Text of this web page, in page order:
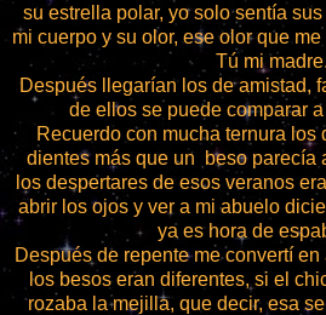
su estrella polar, yo solo sentía
mi cuerpo y su olor, ese olor que
Tú mi madre.
Después llegarían los de amistad,
de ellos se puede comparar
Recuerdo con mucha ternura los
dientes más que un beso parecía
los despertares de esos veranos
abrir los ojos y ver a mi abuelo
ya es hora de
Después de repente me convertí
los besos eran diferentes, si el
rozaba la mejilla, que decir, esa